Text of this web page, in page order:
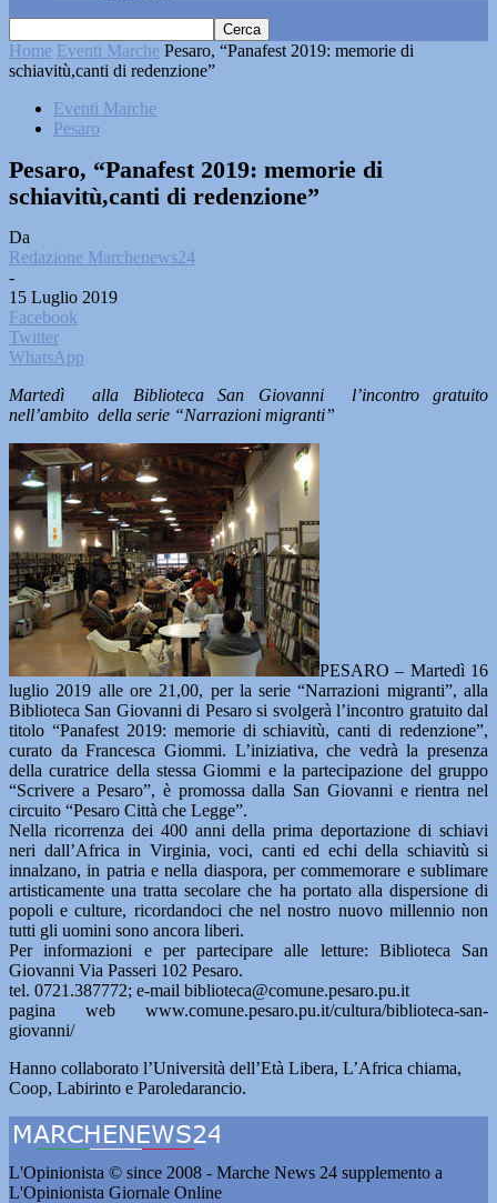
Home Eventi Marche Pesaro, “Panafest 2019: memorie di
schiavitù,canti di redenzione”
Eventi Marche
Pesaro
Pesaro, “Panafest 2019: memorie di
schiavitù,canti di redenzione”
Da
Redazione Marchenews24
-
15 Luglio 2019
Facebook
Twitter
WhatsApp
Martedì alla Biblioteca San Giovanni l’incontro gratuito
nell’ambito della serie “Narrazioni migranti”
PESARO – Martedì 16
luglio 2019 alle ore 21,00, per la serie “Narrazioni migranti”, alla
Biblioteca San Giovanni di Pesaro si svolgerà l’incontro gratuito dal
titolo “Panafest 2019: memorie di schiavitù, canti di redenzione”,
curato da Francesca Giommi. L’iniziativa, che vedrà la presenza
della curatrice della stessa Giommi e la partecipazione del gruppo
“Scrivere a Pesaro”, è promossa dalla San Giovanni e rientra nel
circuito “Pesaro Città che Legge”.
Nella ricorrenza dei 400 anni della prima deportazione di schiavi
neri dall’Africa in Virginia, voci, canti ed echi della schiavitù si
innalzano, in patria e nella diaspora, per commemorare e sublimare
artisticamente una tratta secolare che ha portato alla dispersione di
popoli e culture, ricordandoci che nel nostro nuovo millennio non
tutti gli uomini sono ancora liberi.
Per informazioni e per partecipare alle letture: Biblioteca San
Giovanni Via Passeri 102 Pesaro.
tel. 0721.387772; e-mail biblioteca@comune.pesaro.pu.it
pagina web www.comune.pesaro.pu.it/cultura/biblioteca-san-
giovanni/
Hanno collaborato l’Università dell’Età Libera, L’Africa chiama,
Coop, Labirinto e Paroledarancio.
L'Opinionista © since 2008 - Marche News 24 supplemento a
L'Opinionista Giornale Online